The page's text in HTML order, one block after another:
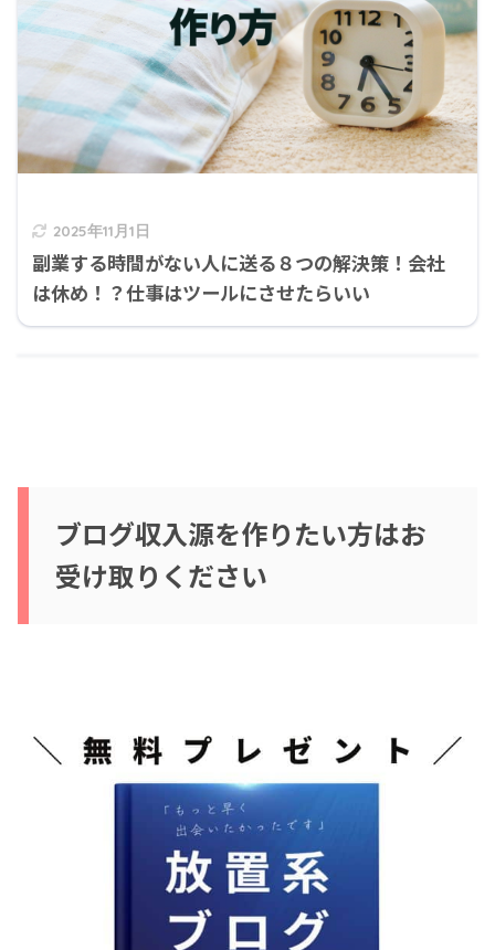
2025年11月1日
副業する時間がない人に送る８つの解決策！会社
は休め！？仕事はツールにさせたらいい
ブログ収入源を作りたい方はお
受け取りください